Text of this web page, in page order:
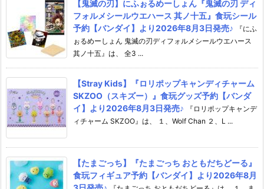
【鬼滅の刃】にふぉるめーしょん『鬼滅の刃 ディ
フォルメシールウエハース 其ノ十五』食玩シール
予約【バンダイ】より2026年8月3日発売♪
『にふ
ぉるめーしょん 鬼滅の刃ディフォルメシールウエハース
其ノ十五』は、 全3 ...
【Stray Kids】『ロリポップキャンディチャーム
SKZOO（スキズー）』食玩グッズ予約【バンダ
イ】より2026年8月3日発売♪
『ロリポップキャンデ
ィチャーム SKZOO』は、 １、Wolf Chan ２、L ...
【たまごっち】『たまごっち おともだちどーる』
食玩フィギュア予約【バンダイ】より2026年8月